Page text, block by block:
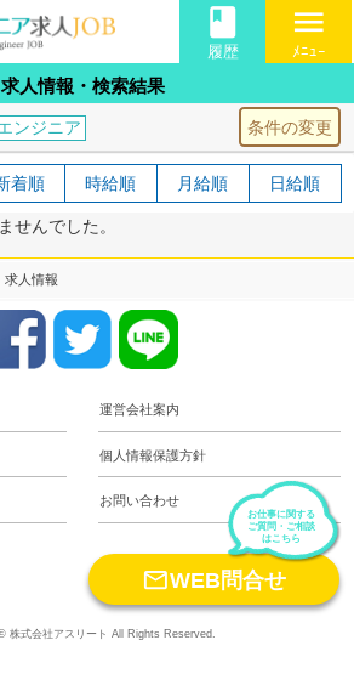
book
履歴
menu
ﾒﾆｭｰ
求人情報・検索結果
条件の変更
ンジニア
着順 時給順 月給順 日給順
せんでした。
求人情報
運営会社案内
個人情報保護方針
お問い合わせ
お仕事に関する
ご質問・ご相談
はこちら
WEB問合せ
株式会社アスリート All Rights Reserved.